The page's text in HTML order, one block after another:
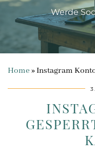
Werde
Home »Instagram